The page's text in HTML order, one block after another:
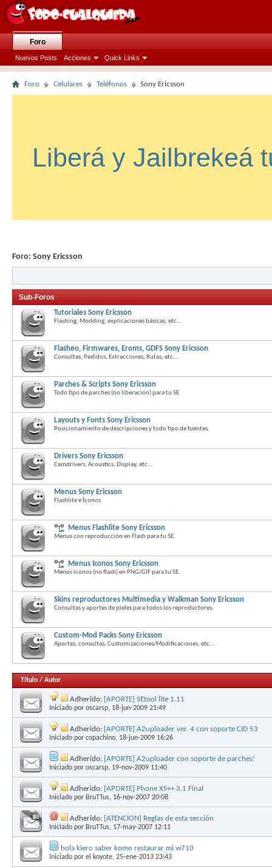
Foro
Nuevos Posts Acciones Quick Links
Foro Celulares Teléfonos Sony Ericsson
Liberá y Jailbrekeá
Foro: Sony Ericsson
Sub-Foros
Tutoriales Sony Ericsson
Flashing, Modding, explicaciones básicas, etc...
Flasheo, Firmwares, Eroms, GDFS Sony Ericsson
Consultas, Pedidos, Extracciones, Rutas, etc...
Parches & Scripts Sony Ericsson
Todo tipo de parches (no liberacion) para tu SE
Layouts y Fonts Sony Ericsson
Posicionamiento de descripciones y todo tipo de fuentes.
Drivers Sony Ericsson
Camdrivers, Acoustics, Display, etc...
Menus Sony Ericsson
Flashlite e Íconos
Menus Flashlite Sony Ericsson
Menus con reproducción en Flash para tu SE.
Menus Iconos Sony Ericsson
Menus iconos (no flash) en PNG/GIF para tu SE.
Skins reproductores Multimedia y Walkman Sony Ericsson
Consultas y aportes de pieles para todos los reproductores.
Custom-Mod Packs Sony Ericsson
Aportes, consultas, Customizaciones/Modificaciones, etc...
Título / Autor
Adherido: [APORTE] SEtool lite 1.11
Iniciado por oscarsp, 18-jun-2009 21:49
Adherido: [APORTE] A2uploader ver. 4 con soporte CID 53
Iniciado por copachino, 18-jun-2009 16:26
Adherido: [APORTE] A2uploader con soporte de parches!
Iniciado por oscarsp, 19-nov-2009 11:40
Adherido: [APORTE] Phone XS++ 3.1 Final
Iniciado por BruTTus, 16-nov-2007 20:08
Adherido: [ATENCION] Reglas de esta sección
Iniciado por BruTTus, 17-may-2007 12:11
hola kiero saber komo restaurar mi w710
Iniciado por el koyote, 25-ene-2013 23:43